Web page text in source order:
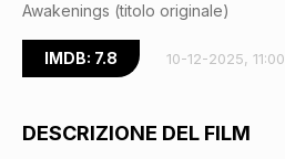
Awakenings (titolo originale)
IMDB: 7.8 10-12-2025, 11:00
DESCRIZIONE DEL FILM